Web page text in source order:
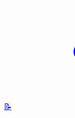
📝